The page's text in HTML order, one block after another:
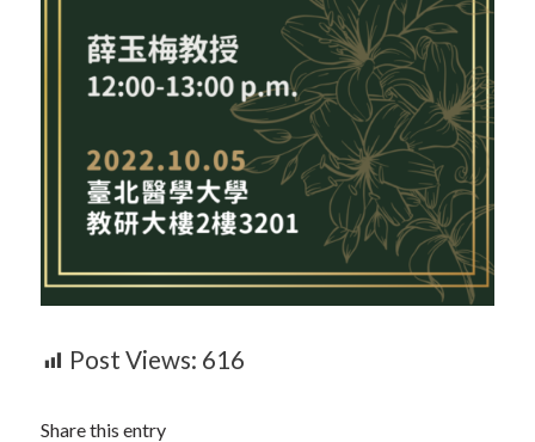
Post Views: 616
Share this entry